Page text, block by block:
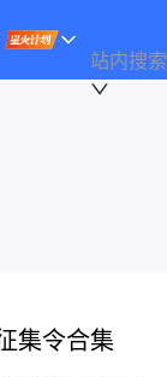
站内搜索
集令合集